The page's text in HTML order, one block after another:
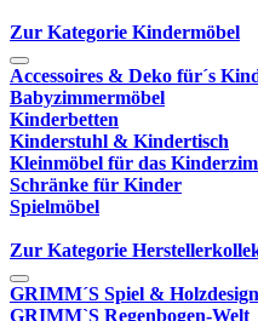
Zur Kategorie Kindermöbel
Accessoires & Deko für´s
Babyzimmermöbel
Kinderbetten
Kinderstuhl & Kindertisch
Kleinmöbel für das
Schränke für Kinder
Spielmöbel
Zur Kategorie
GRIMM´S Spiel & Holzdesign
GRIMM`S Regenbogen-Welt